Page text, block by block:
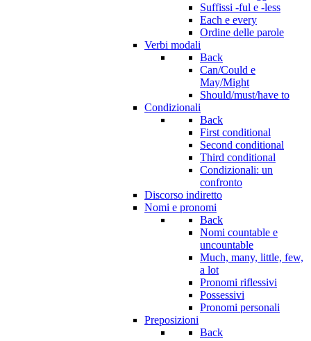
Suffissi -ful e -less
Each e every
Ordine delle parole
Verbi modali
Back
Can/Could e
May/Might
Should/must/have to
Condizionali
Back
First conditional
Second conditional
Third conditional
Condizionali: un
confronto
Discorso indiretto
Nomi e pronomi
Back
Nomi countable e
uncountable
Much, many, little, few,
a lot
Pronomi riflessivi
Possessivi
Pronomi personali
Preposizioni
Back